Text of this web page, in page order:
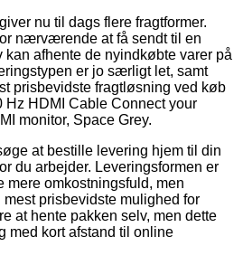
nu til dags flere fragtformer.
nærværende at få sendt til en
kan afhente de nyindkøbte varer på
er jo særligt let, samt
prisbevidste fragtløsning ved køb
Hz HDMI Cable Connect your
monitor, Space Grey.
at bestille levering hjem til din
du arbejder. Leveringsformen er
mere omkostningsfuld, men
prisbevidste mulighed for
at hente pakken selv, men dette
med kort afstand til online